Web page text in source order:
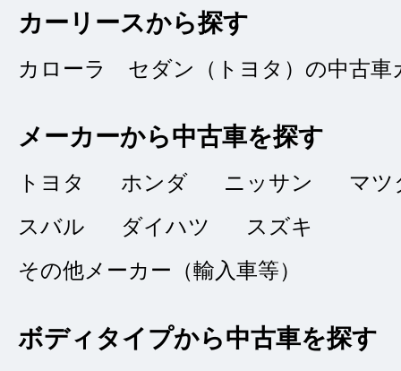
以上にきれいな車
★★★ ★★
3
総合評価
タイトルなし
コカ・コーラ
販売店の評価
カーリースから探す
カローラ セダン（トヨタ）の中古車
メーカーから中古車を探す
トヨタ ホンダ ニッサン
マツ
スバル
ダイハツ
スズキ
その他メーカー（輸入車等）
ボディタイプから中古車を探す